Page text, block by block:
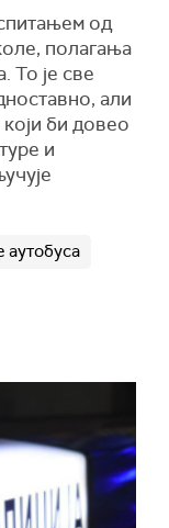
од
полагања
То је све
али
би довео
и
аутобуса